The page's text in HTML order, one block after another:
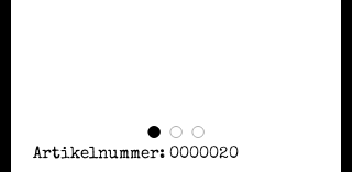
Artikelnummer: 0000020